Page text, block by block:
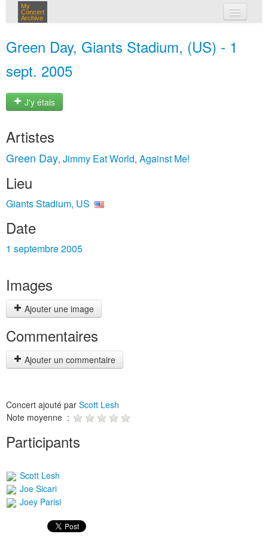
My
Concert
Archive
Green Day, Giants Stadium, (US) - 1
sept. 2005
J'y étais
Artistes
Green Day, Jimmy Eat World, Against Me!
Lieu
Giants Stadium, US
Date
1 septembre 2005
Images
Ajouter une image
Commentaires
Ajouter un commentaire
Concert ajouté par Scott Lesh
Note moyenne :
Participants
Scott Lesh
Joe Sicari
Joey Parisi